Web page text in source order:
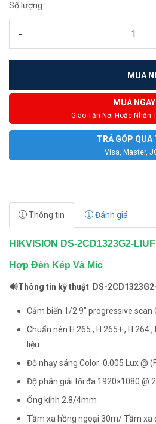
Số lượng:
-
MUA
MUA NGAY
Giao Tận Nơi Hoặc Nhận
TRẢ GÓP QUA
Visa, Master,
Thông tin Đánh giá
HIKVISION DS-2CD1323G2-
Hợp Đèn Kép Và Mic
🔊Thông tin kỹ thuật DS-
Cảm biến 1/2.9″ progressive scan
Chuẩn nén H.265 , H.265+ , H.264
liệu
Độ nhạy sáng Color: 0.005 Lux @
Độ phân giải tối đa 1920×1080 @
Ống kính 2.8/4mm
Tầm xa hồng ngoại 30m/ Tầm xa